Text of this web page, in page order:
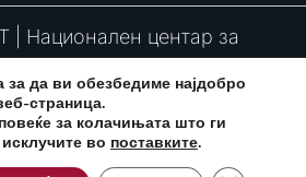
да ви обезбедиме најдобро
страница.
за колачињата што ги
во поставките.
| Национален центар за
инциденти
Политика за привантост